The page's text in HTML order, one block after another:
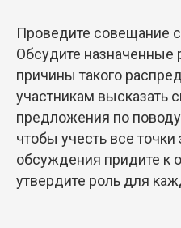
Проведите совещание
Обсудите назначенные
причины такого
участникам высказать
предложения по
чтобы учесть все
обсуждения придите к
утвердите роль для